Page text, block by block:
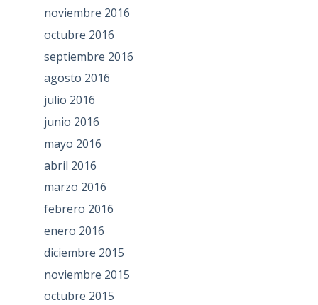
noviembre 2016
octubre 2016
septiembre 2016
agosto 2016
julio 2016
junio 2016
mayo 2016
abril 2016
marzo 2016
febrero 2016
enero 2016
diciembre 2015
noviembre 2015
octubre 2015